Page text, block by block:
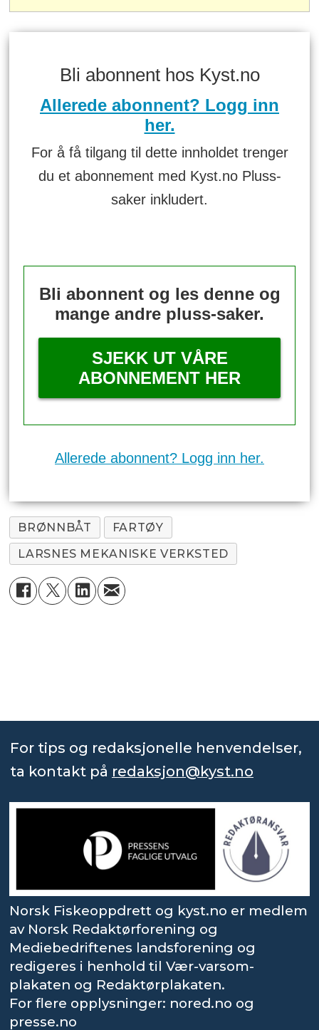
Bli abonnent hos Kyst.no
Allerede abonnent? Logg inn
her.
For å få tilgang til dette innholdet trenger
du et abonnement med Kyst.no Pluss-
saker inkludert.
Bli abonnent og les denne og
mange andre pluss-saker.
SJEKK UT VÅRE
ABONNEMENT HER
Allerede abonnent? Logg inn her.
BRØNNBÅT
FARTØY
LARSNES MEKANISKE VERKSTED
For tips og redaksjonelle henvendelser,
ta kontakt på redaksjon@kyst.no
Norsk Fiskeoppdrett og kyst.no er medlem
av Norsk Redaktørforening og
Mediebedriftenes landsforening og
redigeres i henhold til Vær-varsom-
plakaten og Redaktørplakaten.
For flere opplysninger: nored.no og
presse.no